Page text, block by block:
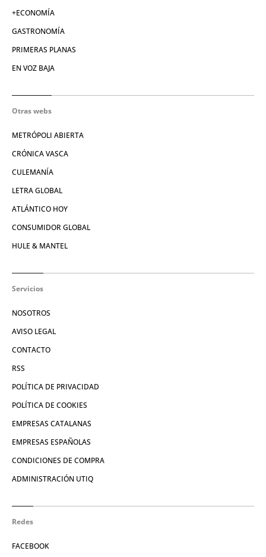
+ECONOMÍA
GASTRONOMÍA
PRIMERAS PLANAS
EN VOZ BAJA
Otras webs
METRÓPOLI ABIERTA
CRÓNICA VASCA
CULEMANÍA
LETRA GLOBAL
ATLÁNTICO HOY
CONSUMIDOR GLOBAL
HULE & MANTEL
Servicios
NOSOTROS
AVISO LEGAL
CONTACTO
RSS
POLÍTICA DE PRIVACIDAD
POLÍTICA DE COOKIES
EMPRESAS CATALANAS
EMPRESAS ESPAÑOLAS
CONDICIONES DE COMPRA
ADMINISTRACIÓN UTIQ
Redes
FACEBOOK